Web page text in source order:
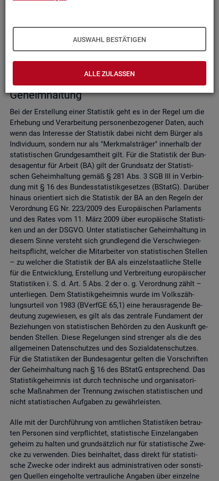
AUSWAHL BESTÄTIGEN
ALLE ZULASSEN
tung
Zell­sper­rungs­ver­fah­ren
Run­dungs­ver­fah­ren
Ver­gleich der Ver­fah­ren
Recht­li­che Grund­la­gen der sta­tis­ti­schen
Ge­heim­hal­tung
Bei der Er­stel­lung einer Sta­tis­tik geht es in der Regel um die
Er­he­bung und Ver­ar­bei­tung per­so­nen­be­zo­ge­ner Daten, auch
wenn das In­ter­es­se der Sta­tis­tik dabei nicht dem Bür­ger als
In­di­vi­du­um, son­dern nur als "Merk­mals­trä­ger" in­ner­halb der
sta­tis­ti­schen Grund­ge­samt­heit gilt. Für die Sta­tis­tik der Bun­
des­agen­tur für Ar­beit (BA) gilt der Grund­satz der Sta­tis­ti­
schen Ge­heim­hal­tung gemäß § 281 Abs. 3 SGB III in Ver­bin­
dung mit § 16 des Bun­des­sta­tis­tik­ge­set­zes (BStatG). Dar­über
hin­aus ori­en­tiert sich die Sta­tis­tik der BA an den Re­geln der
Ver­ord­nung EG Nr. 223/2009 des Eu­ro­päi­schen Par­la­ments
und des Rates vom 11. März 2009 über eu­ro­päi­sche Sta­tis­ti­
ken und an der DSGVO. Unter sta­tis­ti­scher Ge­heim­hal­tung in
die­sem Sinne ver­steht sich grund­le­gend die Ver­schwie­gen­
heits­pflicht, wel­cher die Mit­ar­bei­ter von sta­tis­ti­schen Stel­len
– zu wel­cher die Sta­tis­tik der BA als ein­zel­staat­li­che Stel­le
für die Ent­wick­lung, Er­stel­lung und Ver­brei­tung eu­ro­päi­scher
Sta­tis­ti­ken i. S. d. Art. 5 Abs. 2 der o. g. Ver­ord­nung zählt –
un­ter­lie­gen. Dem Sta­tis­tik­ge­heim­nis wurde im Volks­zäh­
lungs­ur­teil von 1983 (BVerf­GE 65,1) eine her­aus­ra­gen­de Be­
deu­tung zu­ge­wie­sen, es gilt als das zen­tra­le Fun­da­ment der
Be­zie­hun­gen von sta­tis­ti­schen Be­hör­den zu den Aus­kunft ge­
ben­den Stel­len. Diese Re­ge­lun­gen sind stren­ger als die des
all­ge­mei­nen Da­ten­schut­zes und des So­zi­al­da­ten­schut­zes.
Für die Sta­tis­ti­ken der Bun­des­agen­tur gel­ten die Vor­schrif­ten
der Ge­heim­hal­tung nach § 16 des BStatG ent­spre­chend. Das
Sta­tis­tik­ge­heim­nis ist durch tech­ni­sche und or­ga­ni­sa­to­ri­
sche Maß­nah­men der Tren­nung zwi­schen sta­tis­ti­schen und
nicht sta­tis­ti­schen Auf­ga­ben zu ge­währ­leis­ten.
Alle mit der Durch­füh­rung von amt­li­chen Sta­tis­ti­ken be­trau­
ten Per­so­nen sind ver­pflich­tet, sta­tis­ti­sche Ein­zel­an­ga­ben
ge­heim zu hal­ten und grund­sätz­lich nur für sta­tis­ti­sche Zwe­
cke zu ver­wen­den. Dies be­inhal­tet, dass di­rekt für sta­tis­ti­
sche Zwe­cke oder in­di­rekt aus ad­mi­nis­tra­ti­ven oder sons­ti­
gen Quel­len ein­ge­hol­te ver­trau­li­che An­ga­ben über ein­zel­ne